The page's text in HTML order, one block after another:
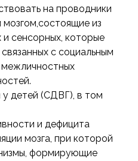
на проводники
из
и сенсорных, которые
с социальным
у детей (СДВГ), в том
и дефицита
мозга, при которой
формирующие